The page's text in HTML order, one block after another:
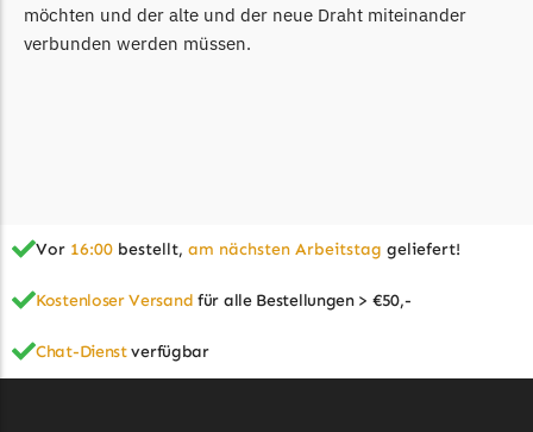
Medion
Mowox
Mowox Messer
MTD
möchten und der alte und der neue Draht miteinander
verbunden werden müssen.
Vor 16:00 bestellt, am nächsten Arbeitstag geliefert!
Kostenloser Versand für alle Bestellungen > €50,-
Chat-Dienstverfügbar